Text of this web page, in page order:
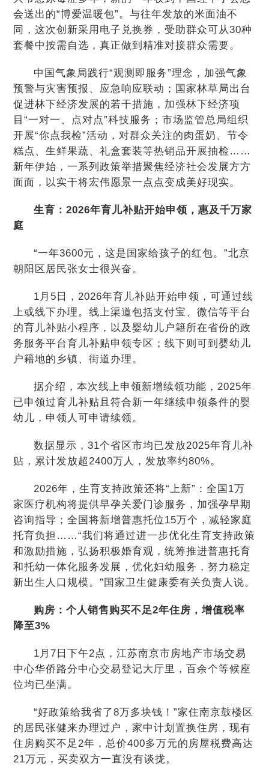
会送出的“博爱温暖包”。与往年发放的米面油不
同，这次创新采用电子兑换券，受助群众可从30种
套餐中按需自选，真正做到精准对接群众需要。
中国气象局践行“观测即服务”理念，加强气象
预警与灾害预报、应急响应联动；国家林草局出台
促进林下经济发展的若干措施，加强林下经济项
目“一对一、点对点”科技服务；市场监管总局组织
开展“你点我检”活动，对群众关注的肉蛋奶、节令
糕点、生鲜果蔬、礼盒套装等热销品开展抽检……
新年伊始，一系列政策举措聚焦经济社会发展方方
面面，以实干将宏伟愿景一点点变成美好现实。
生育：2026年育儿补贴开始申领，惠及千万家
庭
“一年3600元，这是国家给孩子的红包。”北京
朝阳区居民张女士很兴奋。
1月5日，2026年育儿补贴开始申领，可通过线
上或线下办理。线上渠道包括支付宝、微信等平台
的育儿补贴小程序，以及婴幼儿户籍所在省份的政
务服务平台育儿补贴申领专区；线下则可到婴幼儿
户籍地的乡镇、街道办理。
据介绍，本次线上申领新增续领功能，2025年
已申领过育儿补贴且符合新一年继续申领条件的婴
幼儿，申领人可申请续领。
数据显示，31个省区市均已发放2025年育儿补
贴，累计发放超2400万人，发放率约80%。
2026年，生育支持政策还将“上新”：全国1万
家医疗机构将提供早孕关爱门诊服务，加强孕早期
咨询指导；全国将新增普惠托位15万个，减轻家庭
托育负担……“我们将通过进一步优化生育支持政策
和激励措施，弘扬积极婚育观，统筹推进普惠托育
和托幼一体化服务发展，优化妇幼服务，努力稳定
新出生人口规模。”国家卫生健康委有关负责人说。
购房：个人销售购买不足2年住房，增值税率
降至3%
1月7日下午2点，江苏南京市房地产市场交易
中心华侨路分中心交易登记大厅里，百余个等候座
位均已坐满。
“好政策给我省了8万多块钱！”家住南京鼓楼区
的居民张健来办理过户，家中计划置换住房，现有
住房购买不足2年，总价400多万元的房屋税费高达
21万元，买卖双方一直没有谈拢。